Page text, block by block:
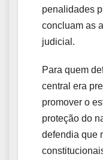
penalidades
concluam as
judicial.
Para quem
central era
promover o
proteção do
defendia que